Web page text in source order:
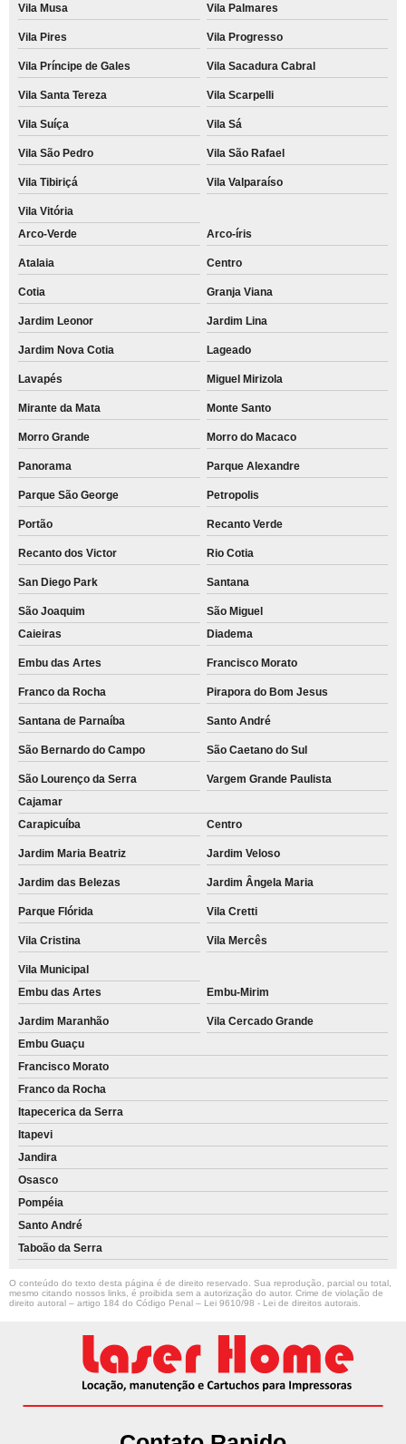
Vila Musa Vila Palmares
Vila Pires Vila Progresso
Vila Príncipe de Gales Vila Sacadura Cabral
Vila Santa Tereza Vila Scarpelli
Vila Suíça Vila Sá
Vila São Pedro Vila São Rafael
Vila Tibiriçá Vila Valparaíso
Vila Vitória
Arco-Verde
Arco-íris
Atalaia Centro
Cotia Granja Viana
Jardim Leonor Jardim Lina
Jardim Nova Cotia Lageado
Lavapés Miguel Mirizola
Mirante da Mata Monte Santo
Morro Grande Morro do Macaco
Panorama Parque Alexandre
Parque São George Petropolis
Portão Recanto Verde
Recanto dos Victor Rio Cotia
San Diego Park Santana
São Joaquim
São Miguel
Caieiras
Diadema
Embu das Artes Francisco Morato
Franco da Rocha Pirapora do Bom Jesus
Santana de Parnaíba Santo André
São Bernardo do Campo São Caetano do Sul
São Lourenço da Serra
Vargem Grande Paulista
Cajamar
Carapicuíba
Centro
Jardim Maria Beatriz Jardim Veloso
Jardim das Belezas Jardim Ângela Maria
Parque Flórida Vila Cretti
Vila Cristina Vila Mercês
Vila Municipal
Embu das Artes
Embu-Mirim
Jardim Maranhão
Vila Cercado Grande
Embu Guaçu
Francisco Morato
Franco da Rocha
Itapecerica da Serra
Itapevi
Jandira
Osasco
Pompéia
Santo André
Taboão da Serra
O conteúdo do texto desta página é de direito reservado. Sua reprodução, parcial ou total,
mesmo citando nossos links, é proibida sem a autorização do autor. Crime de violação de
direito autoral – artigo 184 do Código Penal – Lei 9610/98 - Lei de direitos autorais